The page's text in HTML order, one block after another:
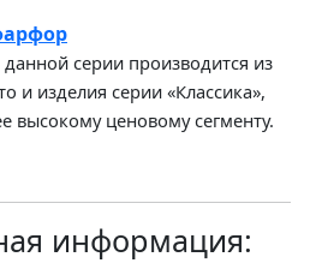
серии производится из
и изделия серии «Классика»,
высокому ценовому сегменту.
информация: